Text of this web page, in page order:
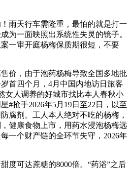
天行车需隆重，最怕的就是打一
为一面映照出系统性失灵的镜子。
一审开庭杨梅保质期很短，不要
，由于泡药杨梅导致全国多地批
首四个月，4月中国内地访日旅客
女人调养的好城市找比本人春秋小
#抢手2026年5月19日至22日，以至
腐剂。工人本人绝对不吃的杨梅，
健康食物上市，用药水浸泡杨梅远
一个财产链的全环节失守，2026年
可达蔗糖的8000倍。“药浴”之后